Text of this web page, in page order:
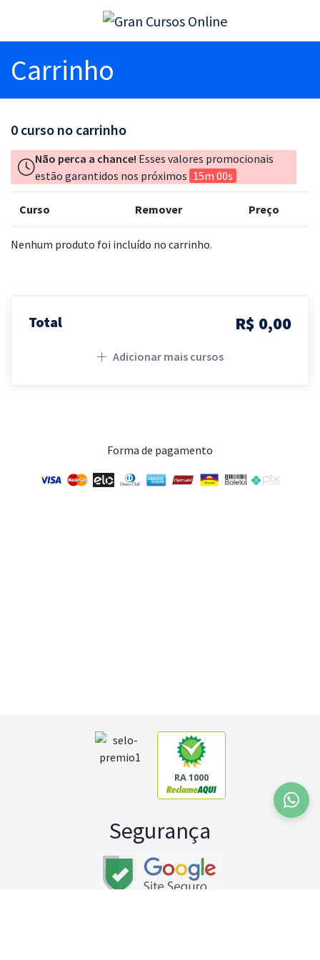
Carrinho
0 curso no carrinho
Não perca a chance! Esses valores promocionais
estão garantidos nos próximos 15m 00s
Curso Remover Preço
Nenhum produto foi incluído no carrinho.
Total R$ 0,00
Adicionar mais cursos
Forma de pagamento
RA 1000
Segurança